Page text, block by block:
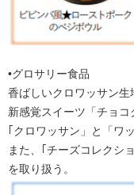
•グロサリー食品
香ばしいクロワッサン
新感覚スイーツ「チョコ
｢クロワッサン」と「ワ
また、｢チーズコレクシ
を取り扱う。